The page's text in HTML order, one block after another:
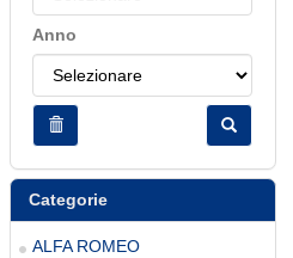
Anno
Categorie
ALFA ROMEO